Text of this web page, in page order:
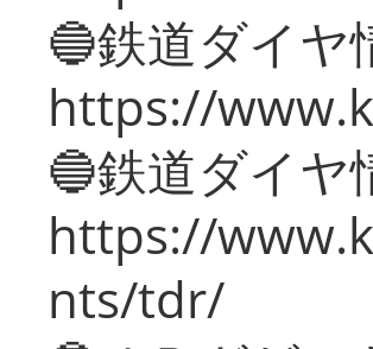
🔵鉄道ダイヤ
https://
🔵鉄道ダイヤ
https://
nts/tdr/